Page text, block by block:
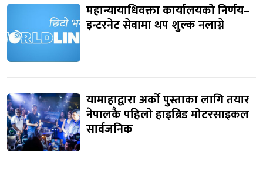
महान्यायाधिवक्ता कार्यालयको निर्णय–
इन्टरनेट सेवामा थप शुल्क नलाग्ने
यामाहाद्वारा अर्को पुस्ताका लागि तयार
नेपालकै पहिलो हाइब्रिड मोटरसाइकल
सार्वजनिक